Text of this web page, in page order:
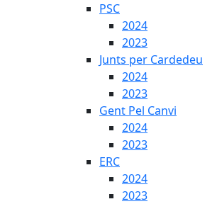
PSC
2024
2023
Junts per Cardedeu
2024
2023
Gent Pel Canvi
2024
2023
ERC
2024
2023